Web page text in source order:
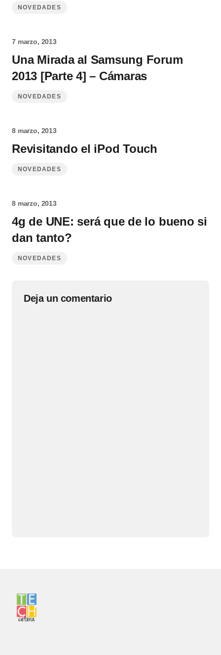
NOVEDADES
7 marzo, 2013
Una Mirada al Samsung Forum
2013 [Parte 4] – Cámaras
NOVEDADES
8 marzo, 2013
Revisitando el iPod Touch
NOVEDADES
8 marzo, 2013
4g de UNE: será que de lo bueno si
dan tanto?
NOVEDADES
Deja un comentario